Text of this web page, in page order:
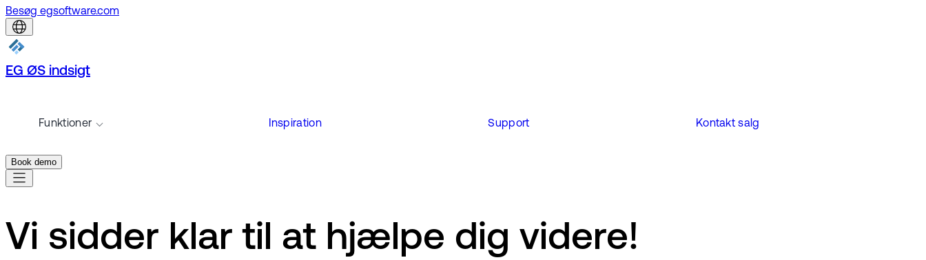
Besøg egsoftware.com
EG ØS indsigt
Funktioner Inspiration Support Kontakt salg
Book demo
Vi sidder klar til at hjælpe dig videre!